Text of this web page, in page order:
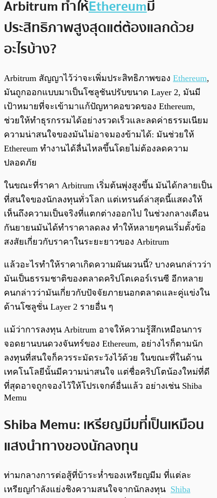
Arbitrum ทำให้Ethereumมี
ประสิทธิภาพสูงสุด แต่ต้องแลกด้วย
อะไรบ้าง?
Arbitrum สัญญาไว้ว่าจะเพิ่มประสิทธิภาพของ Ethereum,
มันถูกออกแบบมาเป็นโซลูชันปรับขนาด Layer 2, มันมี
เป้าหมายที่จะเข้ามาแก้ปัญหาคอขวดของ Ethereum,
ช่วยให้ทำธุรกรรมได้อย่างรวดเร็วและลดค่าธรรมเนียม
ความน่าสนใจของมันไม่อาจมองข้ามได้: มันช่วยให้
Ethereum ทำงานได้ลื่นไหลขึ้นโดยไม่ต้องลดความ
ปลอดภัย
ในขณะที่ราคา Arbitrum เริ่มต้นพุ่งสูงขึ้น มันได้กลายเป็น
ที่สนใจของนักลงทุนทั่วโลก แต่เทรนด์ล่าสุดนี้แสดงให้
เห็นถึงความเป็นจริงที่แตกต่างออกไป ในช่วงกลางเดือน
กันยายนมันได้ทำราคาลดลง ทำให้หลายๆคนเริ่มตั้งข้อ
สงสัยเกี่ยวกับราคาในระยะยาวของ Arbitrum
แล้วอะไรทำให้ราคาเกิดความผันผวนนี้? บางคนกล่าวว่า
มันเป็นธรรมชาติของตลาดคริปโตเคอร์เรนซี อีกหลาย
คนกล่าวว่ามันเกี่ยวกับปัจจัยภายนอกตลาดและคู่แข่งใน
ด้านโซลูชั่น Layer 2 รายอื่น ๆ
แม้ว่าการลงทุน Arbitrum อาจให้ความรู้สึกเหมือนการ
จอดยานบนดวงจันทร์ของ Ethereum, อย่างไรก็ตามนัก
ลงทุนที่สนใจก็ควรระมัดระวังไว้ด้วย ในขณะที่ในด้าน
เทคโนโลยีนั้นมีความน่าสนใจ แต่ชื่อคริปโตน้องใหม่ที่ดี
ที่สุดอาจถูกจองไว้ให้โปรเจกต์อื่นแล้ว อย่างเช่น Shiba
Memu
Shiba Memu: เหรียญมีมที่เป็นเหมือน
แสงนำทางของนักลงทุน
ท่ามกลางการต่อสู้ที่บ้าระห่ำของเหรียญมีม ที่แต่ละ
เหรียญกำลังแย่งชิงความสนใจจากนักลงทุน Shiba